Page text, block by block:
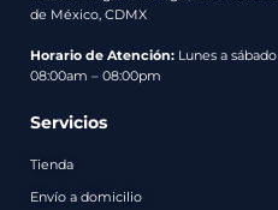
de México, CDMX
Horario de Atención: Lunes a sábado
08:00am – 08:00pm
Servicios
Tienda
Envío a domicilio
de